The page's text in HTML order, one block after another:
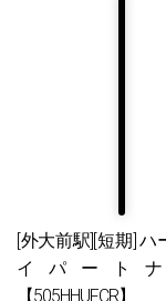
[外大前駅][短期] ハ
イパート
【505HHUFCR】